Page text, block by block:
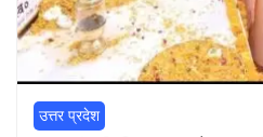
उत्तर प्रदेश